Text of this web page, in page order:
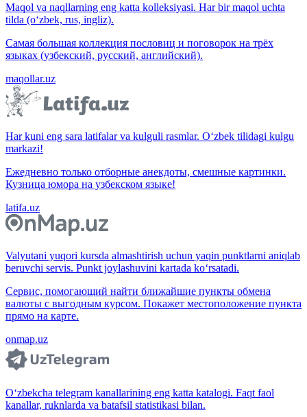
Maqol va naqllarning eng katta kolleksiyasi. Har bir maqol uchta
tilda (o‘zbek, rus, ingliz).
Самая большая коллекция пословиц и поговорок на трёх
языках (узбекский, русский, английский).
maqollar.uz
Har kuni eng sara latifalar va kulguli rasmlar. O‘zbek tilidagi kulgu
markazi!
Ежедневно только отборные анекдоты, смешные картинки.
Кузница юмора на узбекском языке!
latifa.uz
Valyutani yuqori kursda almashtirish uchun yaqin punktlarni aniqlab
beruvchi servis. Punkt joylashuvini kartada ko‘rsatadi.
Сервис, помогающий найти ближайшие пункты обмена
валюты с выгодным курсом. Покажет местоположение пункта
прямо на карте.
onmap.uz
O‘zbekcha telegram kanallarining eng katta katalogi. Faqt faol
kanallar, ruknlarda va batafsil statistikasi bilan.